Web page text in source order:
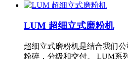
LUM 超细立式磨粉机
超细立式磨粉机是结合我们
粉碎，分级和交付。 LUM系